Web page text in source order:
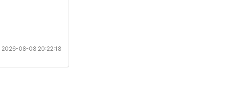
2026-08-08 20:22:18